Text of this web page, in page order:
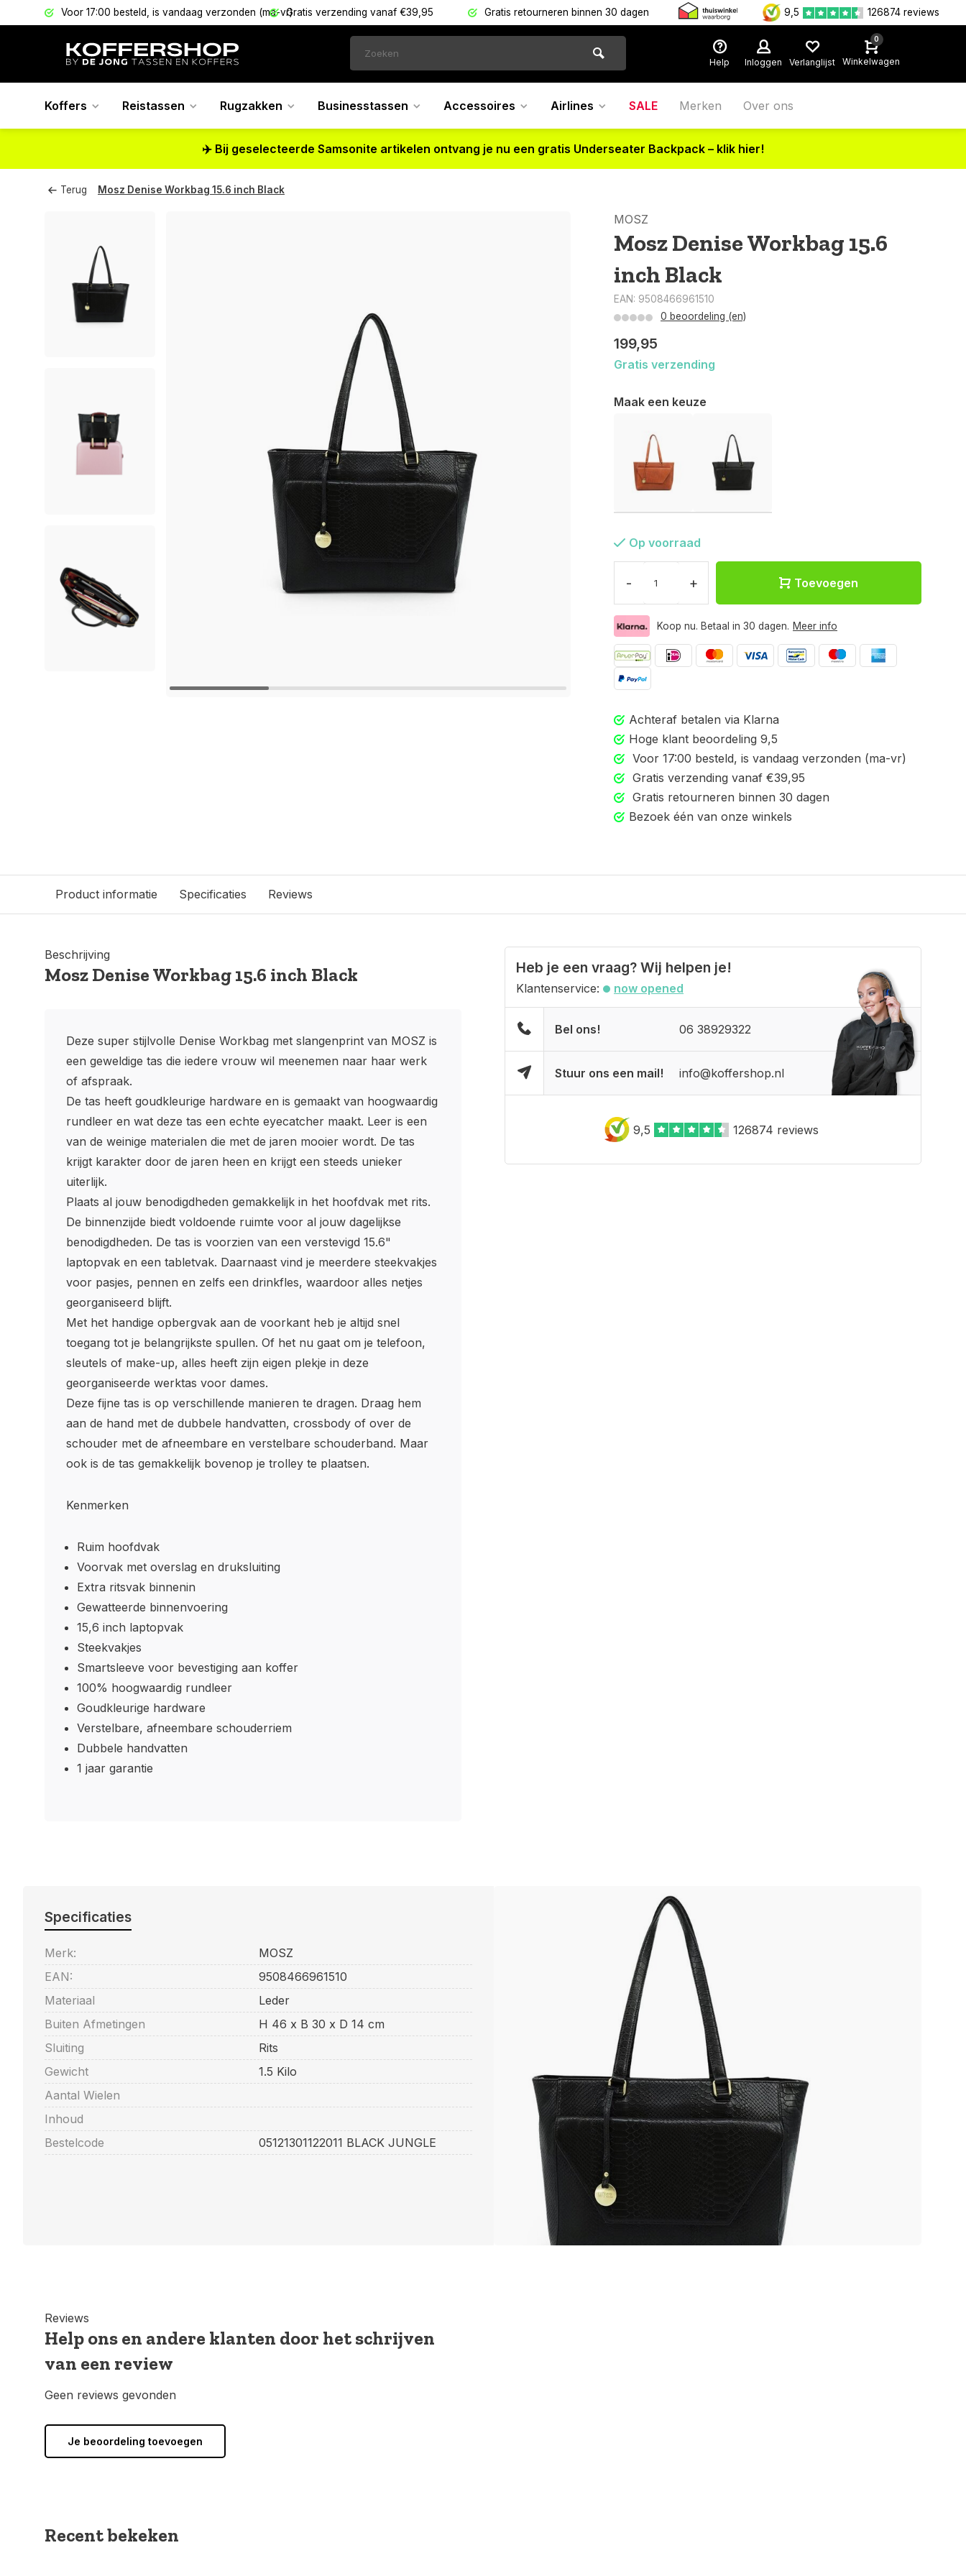
Voor 17:00 besteld, is vandaag verzonden (ma-vr)Gratis verzending vanaf €39,95 Gratis retourneren binnen 30 dagen 9,5 126874 reviews
Help Inloggen Verlanglijst
0
Winkelwagen
Koffers Reistassen Rugzakken Businesstassen Accessoires Airlines SALE Merken Over ons
✈️ Bij geselecteerde Samsonite artikelen ontvang je nu een gratis Underseater Backpack – klik hier!
Terug Mosz Denise Workbag 15.6 inch Black
MOSZ
Mosz Denise Workbag 15.6
inch Black
EAN: 9508466961510
0 beoordeling (en)
199,95
Gratis verzending
Maak een keuze
Op voorraad
- + Toevoegen
Koop nu. Betaal in 30 dagen. Meer info
Achteraf betalen via Klarna
Hoge klant beoordeling 9,5
Voor 17:00 besteld, is vandaag verzonden (ma-vr)
Gratis verzending vanaf €39,95
Gratis retourneren binnen 30 dagen
Bezoek één van onze winkels
Product informatie Specificaties Reviews
Beschrijving
Mosz Denise Workbag 15.6 inch Black
Deze super stijlvolle Denise Workbag met slangenprint van MOSZ is
een geweldige tas die iedere vrouw wil meenemen naar haar werk
of afspraak.
De tas heeft goudkleurige hardware en is gemaakt van hoogwaardig
rundleer en wat deze tas een echte eyecatcher maakt. Leer is een
van de weinige materialen die met de jaren mooier wordt. De tas
krijgt karakter door de jaren heen en krijgt een steeds unieker
uiterlijk.
Plaats al jouw benodigdheden gemakkelijk in het hoofdvak met rits.
De binnenzijde biedt voldoende ruimte voor al jouw dagelijkse
benodigdheden. De tas is voorzien van een verstevigd 15.6"
laptopvak en een tabletvak. Daarnaast vind je meerdere steekvakjes
voor pasjes, pennen en zelfs een drinkfles, waardoor alles netjes
georganiseerd blijft.
Met het handige opbergvak aan de voorkant heb je altijd snel
toegang tot je belangrijkste spullen. Of het nu gaat om je telefoon,
sleutels of make-up, alles heeft zijn eigen plekje in deze
georganiseerde werktas voor dames.
Deze fijne tas is op verschillende manieren te dragen. Draag hem
aan de hand met de dubbele handvatten, crossbody of over de
schouder met de afneembare en verstelbare schouderband. Maar
ook is de tas gemakkelijk bovenop je trolley te plaatsen.
Kenmerken
Ruim hoofdvak
Voorvak met overslag en druksluiting
Extra ritsvak binnenin
Gewatteerde binnenvoering
15,6 inch laptopvak
Steekvakjes
Smartsleeve voor bevestiging aan koffer
100% hoogwaardig rundleer
Goudkleurige hardware
Verstelbare, afneembare schouderriem
Dubbele handvatten
1 jaar garantie
Heb je een vraag? Wij helpen je!
Klantenservice: now opened
Bel ons! 06 38929322
Stuur ons een mail! info@koffershop.nl
9,5 126874 reviews
Specificaties
Merk:
MOSZ
EAN:
9508466961510
Materiaal
Leder
Buiten Afmetingen
H 46 x B 30 x D 14 cm
Sluiting
Rits
Gewicht
1.5 Kilo
Aantal Wielen
Inhoud
Bestelcode
05121301122011 BLACK JUNGLE
Reviews
Help ons en andere klanten door het schrijven
van een review
Geen reviews gevonden
Je beoordeling toevoegen
Recent bekeken